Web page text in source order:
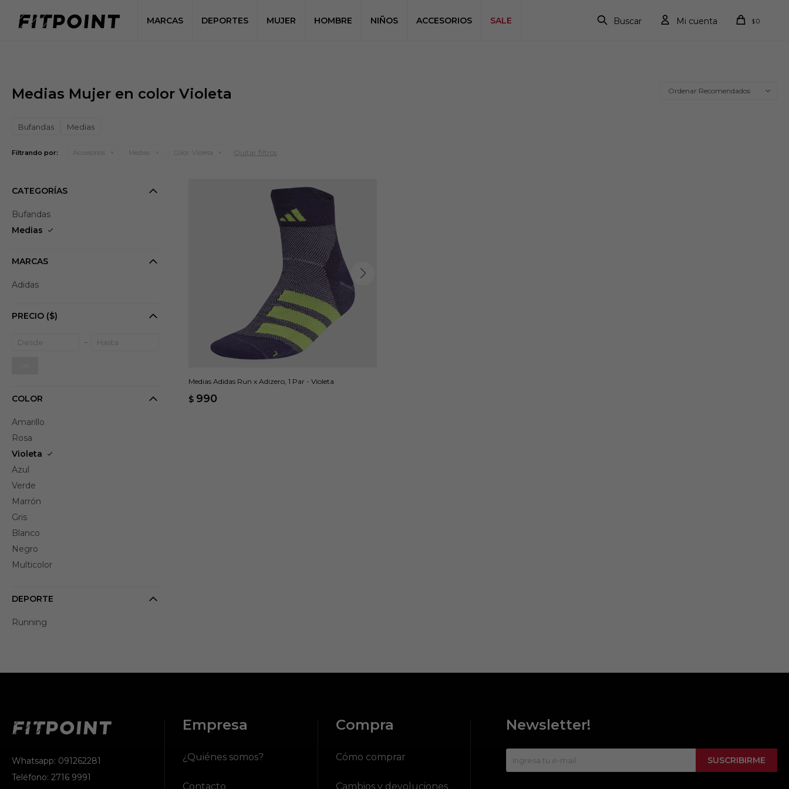
MARCAS DEPORTES MUJER HOMBRE NIÑOS ACCESORIOS SALE $0
Medias Mujer en color Violeta Recomendados
Bufandas Medias
Filtrando por: Accesorios Medias Color: Violeta Quitar filtros
Medias Adidas Run x Adizero, 1 Par - Violeta
$ 990
CATEGORÍAS
Bufandas
Medias
MARCAS
Adidas
PRECIO ($)
COLOR
Amarillo
Rosa
Violeta
Azul
Verde
Marrón
Gris
Blanco
Negro
Multicolor
DEPORTE
Running
Whatsapp: 091262281
Teléfono: 2716 9991
Empresa
¿Quiénes somos?
Contacto
Compra
Cómo comprar
Cambios y devoluciones
Newsletter!
SUSCRIBIRME